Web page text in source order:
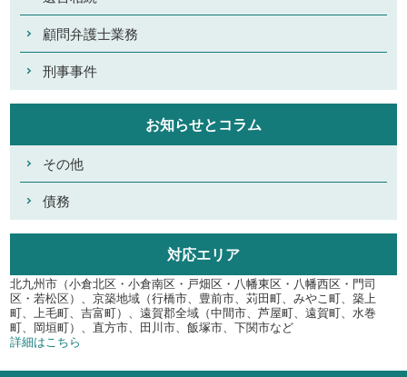
顧問弁護士業務
刑事事件
お知らせとコラム
その他
債務
対応エリア
北九州市（小倉北区・小倉南区・戸畑区・八幡東区・八幡西区・門司
区・若松区）、京築地域（行橋市、豊前市、苅田町、みやこ町、築上
町、上毛町、吉富町）、遠賀郡全域（中間市、芦屋町、遠賀町、水巻
町、岡垣町）、直方市、田川市、飯塚市、下関市など
詳細はこちら